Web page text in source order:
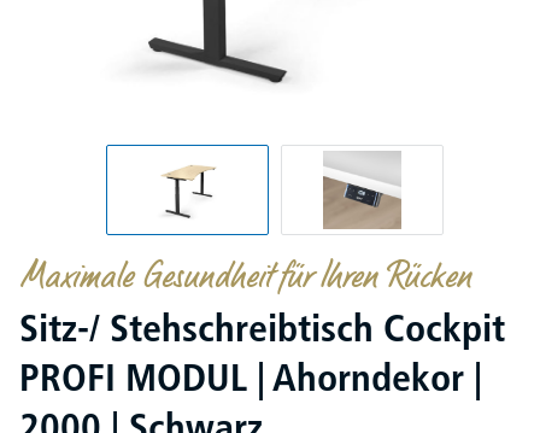
Maximale Gesundheit für Ihren Rücken
Sitz-/ Stehschreibtisch Cockpit
PROFI MODUL | Ahorndekor |